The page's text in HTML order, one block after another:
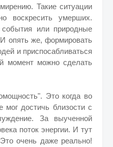
Такие ситуации
воскресить умерших.
события или природные
И опять же, формировать
и приспосабливаться
момент можно сделать
Это когда во
достичь близости с
За выученной
поток энергии. И тут
очень даже реально!